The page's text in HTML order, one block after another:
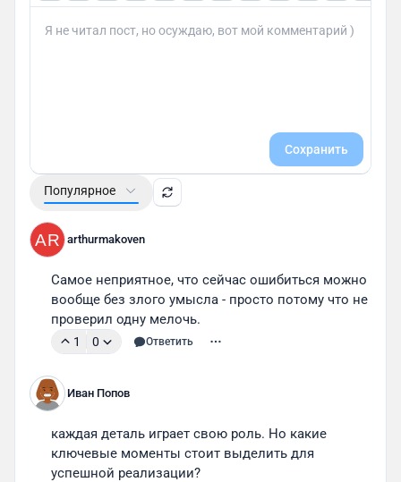
Сохранить
Популярное
AR arthurmakoven
Самое неприятное, что сейчас ошибиться можно
вообще без злого умысла - просто потому что не
проверил одну мелочь.
1 0 Ответить
Иван Попов
каждая деталь играет свою роль. Но какие
ключевые моменты стоит выделить для
успешной реализации?